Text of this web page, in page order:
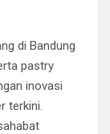
di Bandung
pastry
inovasi
terkini.